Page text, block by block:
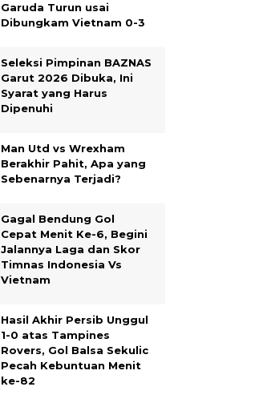
Garuda Turun usai
Dibungkam Vietnam 0-3
Seleksi Pimpinan BAZNAS
Garut 2026 Dibuka, Ini
Syarat yang Harus
Dipenuhi
Man Utd vs Wrexham
Berakhir Pahit, Apa yang
Sebenarnya Terjadi?
Gagal Bendung Gol
Cepat Menit Ke-6, Begini
Jalannya Laga dan Skor
Timnas Indonesia Vs
Vietnam
Hasil Akhir Persib Unggul
1-0 atas Tampines
Rovers, Gol Balsa Sekulic
Pecah Kebuntuan Menit
ke-82